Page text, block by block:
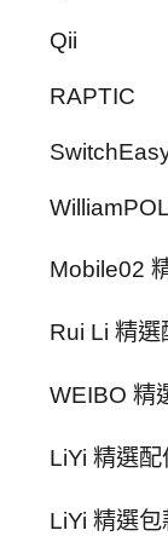
Qii
RAPTIC
Mobile02
Rui Li 精選
WEIBO 精
LiYi 精選配
LiYi 精選包